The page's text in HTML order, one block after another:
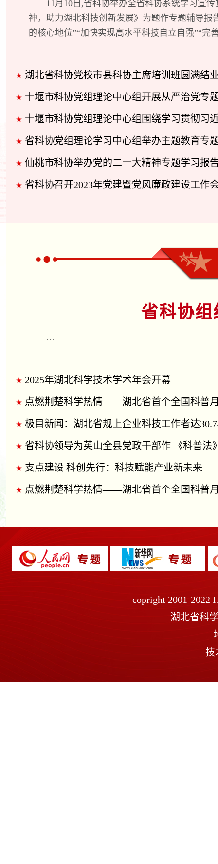
11月10日,省科协举办全省科协系统学习宣
神，助力湖北科技创新发展》为题作专题辅导
的核心地位”“加快实现高水平科技自立自强”“
湖北省科协党校市县科协主席培训班圆满结
十堰市科协党组理论中心组开展从严治党专
十堰市科协党组理论中心组围绕学习贯彻习近平法治思想主
省科协党组理论学习中心组举办主题教育专
仙桃市科协举办党的二十大精神专题学习报
省科协召开2023年党建暨党风廉政建设工作
省科协
…
2025年湖北科学技术学术年会开幕
点燃荆楚科学热情——湖北省首个全国科普月集中
极目新闻：湖北省规上企业科技工作者达30.74万人！两份重磅报告在2025年湖北科
省科协领导为英山全县党政干部作 《科普法
支点建设 科创先行：科技赋能产业新未来
点燃荆楚科学热情——湖北省首个全国科普月集中
copright 2001-2022
湖北省科
技